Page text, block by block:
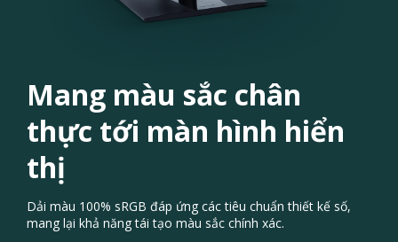
Mang màu sắc chân
thực tới màn hình hiển
thị
Dải màu 100% sRGB đáp ứng các tiêu chuẩn thiết kế số,
mang lại khả năng tái tạo màu sắc chính xác.